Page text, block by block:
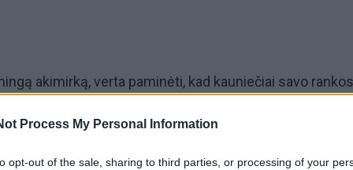
Process My Personal Information
opt-out of the sale, sharing to third parties, or processing of your
akimirką, verta paminėti, kad kauniečiai savo
pabaigoje turėjo trijų taškų pranašumą - 94:91.
Giedrius Gustas, prieš kurį buvo prasižengta